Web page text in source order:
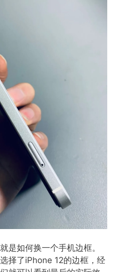
是如何换一个手机边框。
择了iPhone 12的边框，经